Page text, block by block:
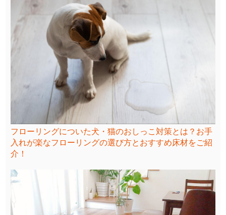
フローリングについた犬・猫のおしっこ対策とは？お手
入れが楽なフローリングの選び方とおすすめ床材をご紹
介！